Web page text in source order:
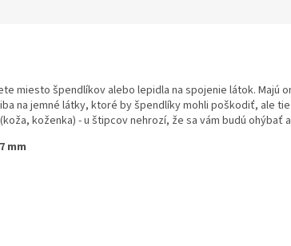
miesto špendlíkov alebo lepidla na spojenie látok. Majú
na jemné látky, ktoré by špendlíky mohli poškodiť, ale
koženka) - u štipcov nehrozí, že sa vám budú ohýbať
mm